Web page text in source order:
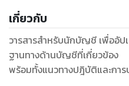
เกี่ยวกับ
วารสารสำหรับนักบัญชี เพื่ออัป
ฐานทางด้านบัญชีที่เกี่ยวข้อง
พร้อมทั้งแนวทางปฎิบัติและการ